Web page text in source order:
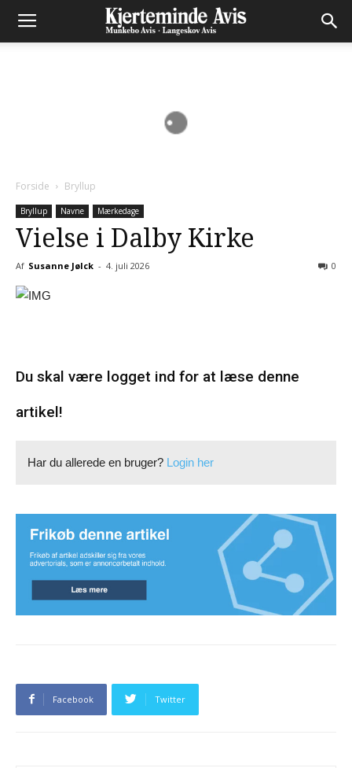
Forside Bryllup
Bryllup Navne Mærkedage
Vielse i Dalby Kirke
Af Susanne Jølck - 4. juli 2026 0
Du skal være logget ind for at læse denne
artikel!
Har du allerede en bruger? Login her
Facebook Twitter